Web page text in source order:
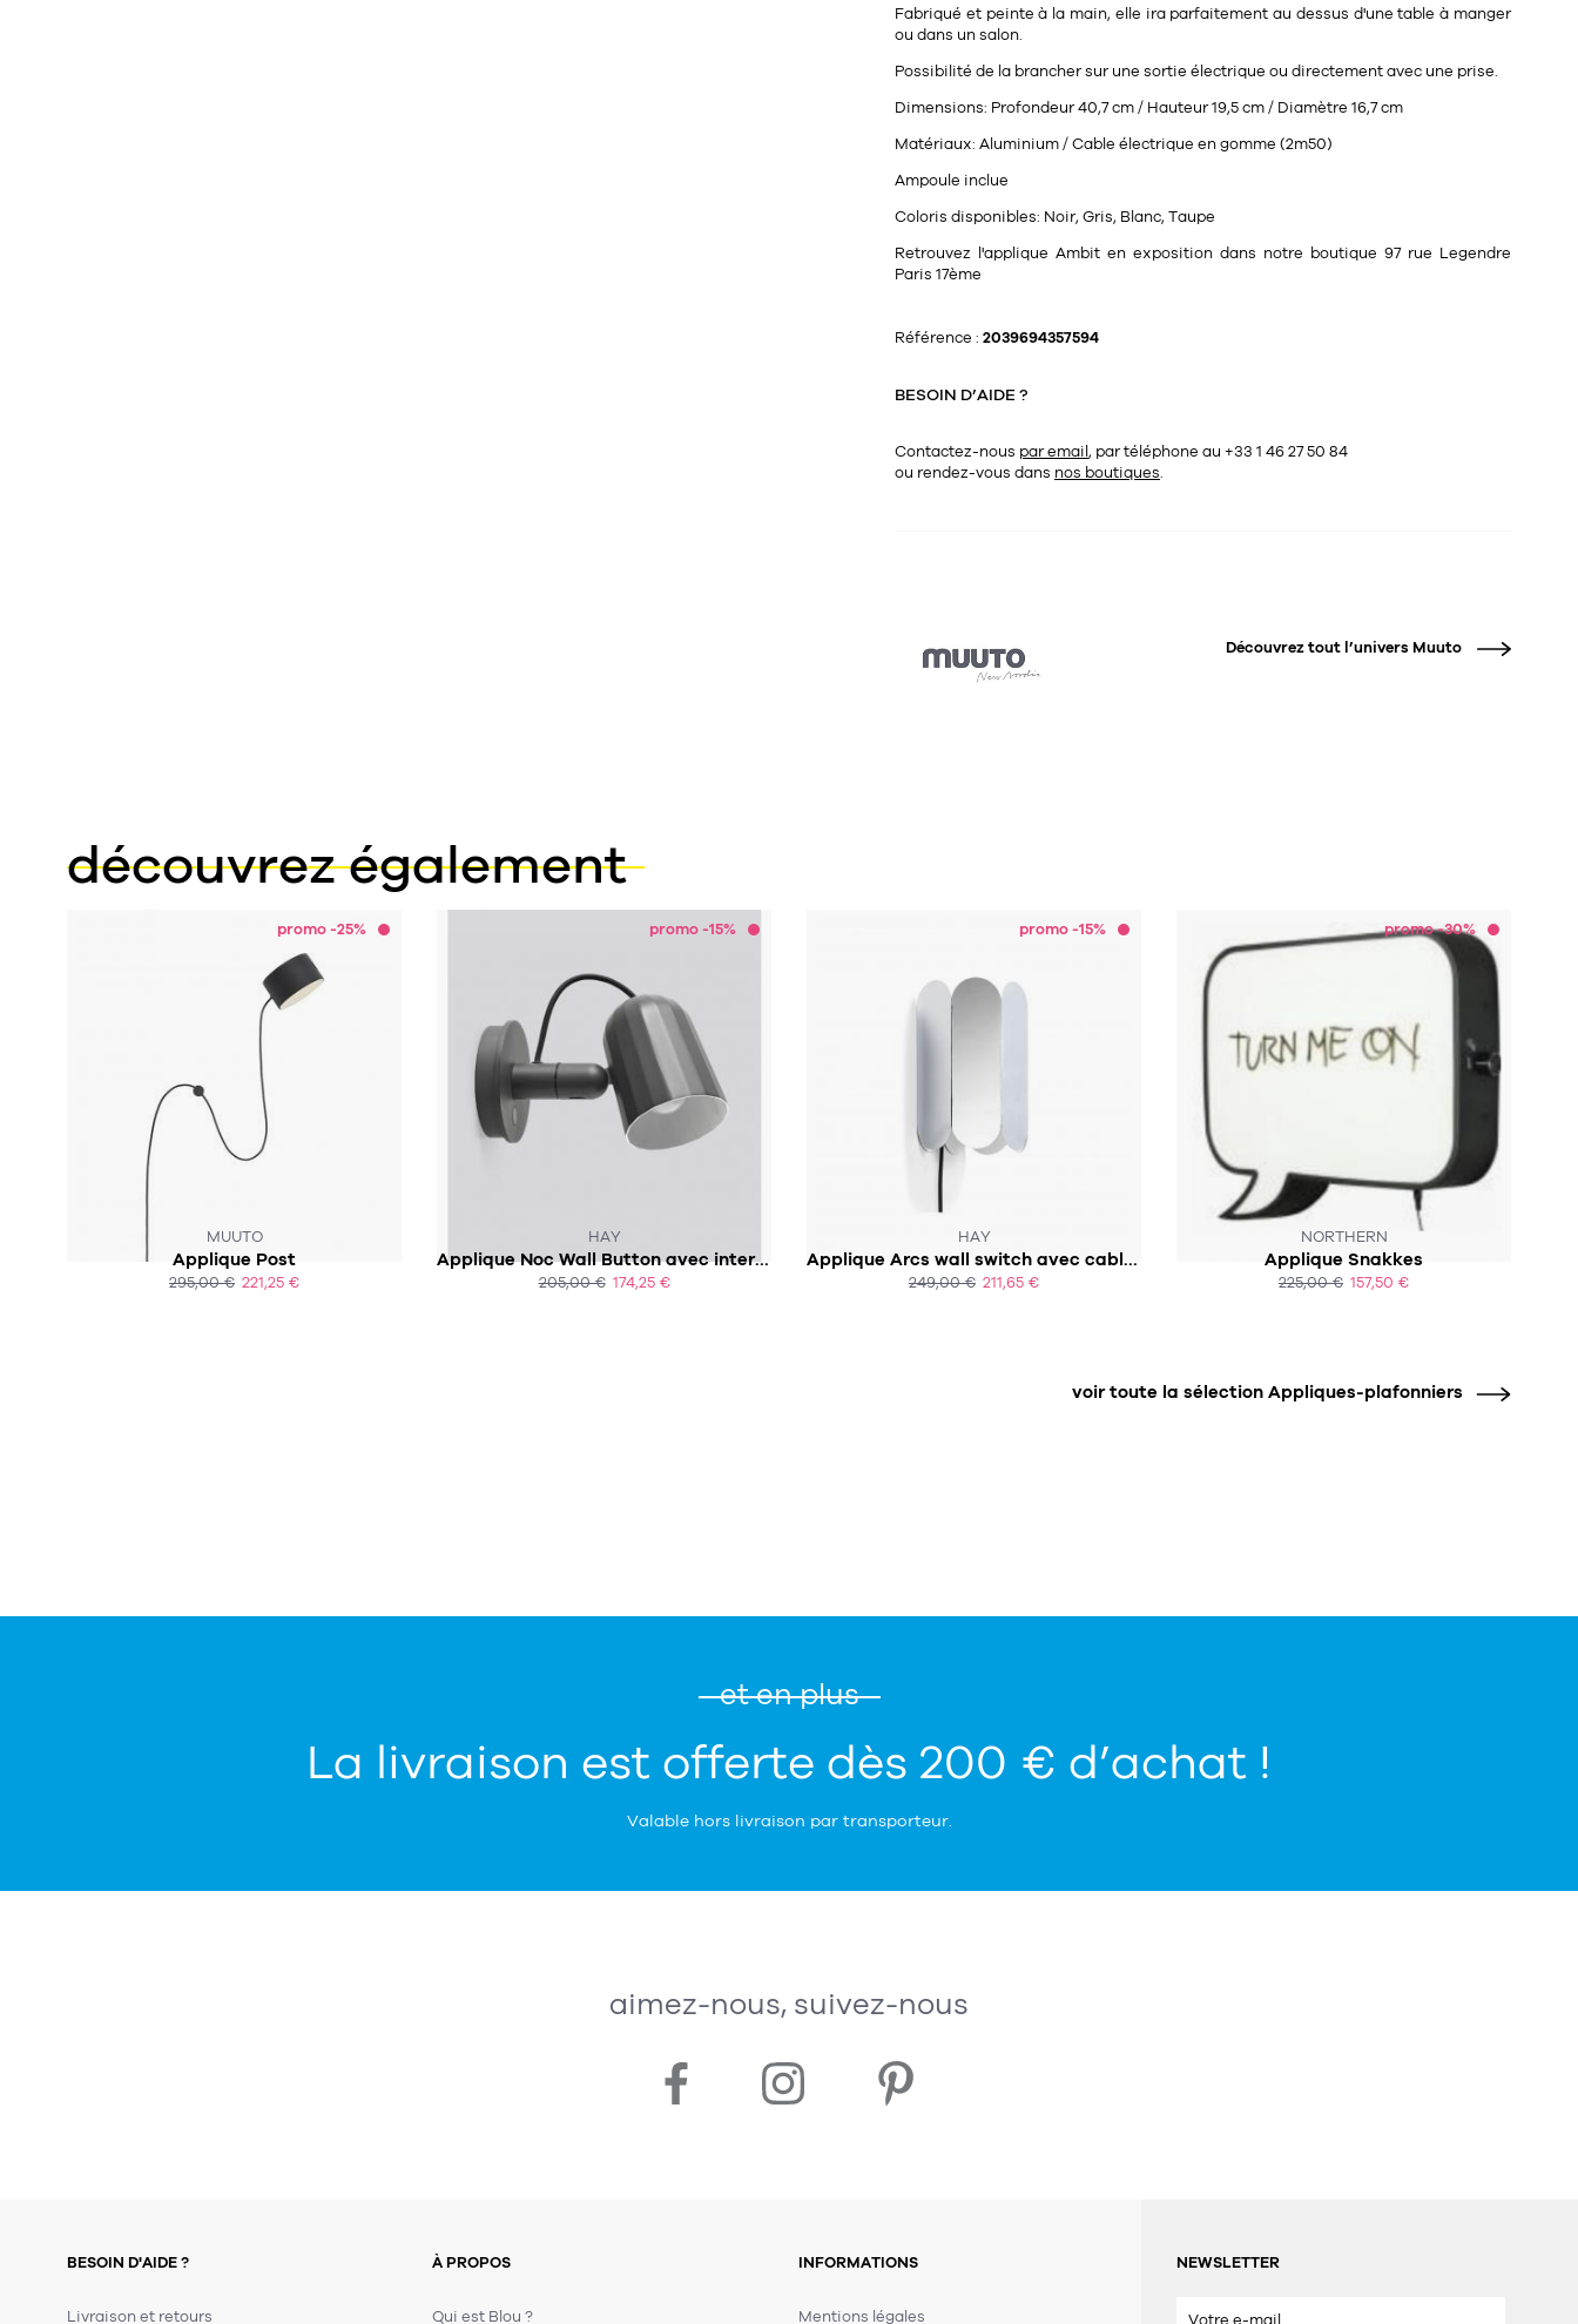
Fabriqué et peinte à la main, elle ira parfaitement au dessus d'une table à manger
ou dans un salon.
Possibilité de la brancher sur une sortie électrique ou directement avec une prise.
Dimensions: Profondeur 40,7 cm / Hauteur 19,5 cm / Diamètre 16,7 cm
Matériaux: Aluminium / Cable électrique en gomme (2m50)
Ampoule inclue
Coloris disponibles: Noir, Gris, Blanc, Taupe
Retrouvez l'applique Ambit en exposition dans notre boutique 97 rue Legendre
Paris 17ème
Référence : 2039694357594
BESOIN D’AIDE ?
Contactez-nous par email, par téléphone au +33 1 46 27 50 84
ou rendez-vous dans nos boutiques.
Découvrez tout l’univers Muuto
découvrez également
promo -25%
MUUTO
Applique Post
295,00 € 221,25 €
promo -15%
HAY
Applique Noc Wall Button avec interrupteur
205,00 € 174,25 €
promo -15%
HAY
Applique Arcs wall switch avec cable et interrupteur
249,00 € 211,65 €
promo -30%
NORTHERN
Applique Snakkes
225,00 € 157,50 €
voir toute la sélection Appliques-plafonniers
et en plus
La livraison est offerte dès 200 € d’achat !
Valable hors livraison par transporteur.
aimez-nous, suivez-nous
NEWSLETTER
BESOIN D'AIDE ?
Livraison et retours
À PROPOS
Qui est Blou ?
INFORMATIONS
Mentions légales